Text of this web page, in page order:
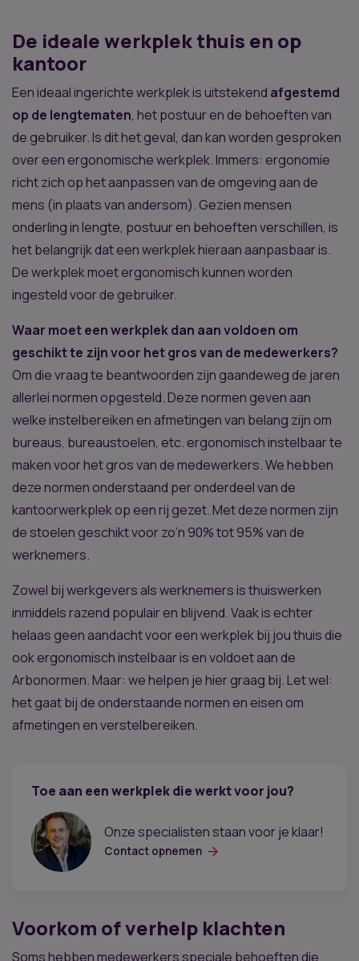
De ideale werkplek thuis en op
kantoor
Een ideaal ingerichte werkplek is uitstekend afgestemd
op de lengtematen, het postuur en de behoeften van
de gebruiker. Is dit het geval, dan kan worden gesproken
over een ergonomische werkplek. Immers: ergonomie
richt zich op het aanpassen van de omgeving aan de
mens (in plaats van andersom). Gezien mensen
onderling in lengte, postuur en behoeften verschillen, is
het belangrijk dat een werkplek hieraan aanpasbaar is.
De werkplek moet ergonomisch kunnen worden
ingesteld voor de gebruiker.
Waar moet een werkplek dan aan voldoen om
geschikt te zijn voor het gros van de medewerkers?
Om die vraag te beantwoorden zijn gaandeweg de jaren
allerlei normen opgesteld. Deze normen geven aan
welke instelbereiken en afmetingen van belang zijn om
bureaus, bureaustoelen, etc. ergonomisch instelbaar te
maken voor het gros van de medewerkers. We hebben
deze normen onderstaand per onderdeel van de
kantoorwerkplek op een rij gezet. Met deze normen zijn
de stoelen geschikt voor zo’n 90% tot 95% van de
werknemers.
Zowel bij werkgevers als werknemers is thuiswerken
inmiddels razend populair en blijvend. Vaak is echter
helaas geen aandacht voor een werkplek bij jou thuis die
ook ergonomisch instelbaar is en voldoet aan de
Arbonormen. Maar: we helpen je hier graag bij. Let wel:
het gaat bij de onderstaande normen en eisen om
afmetingen en verstelbereiken.
Toe aan een werkplek die werkt voor jou?
Onze specialisten staan voor je klaar!
Contact opnemen
Voorkom of verhelp klachten
Soms hebben medewerkers speciale behoeften die